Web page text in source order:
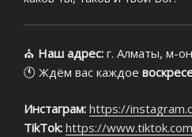
⛪ Наш адрес: г. Алматы, м-
🕚 Ждём вас каждое
Инстаграм: https://
TikTok: https://